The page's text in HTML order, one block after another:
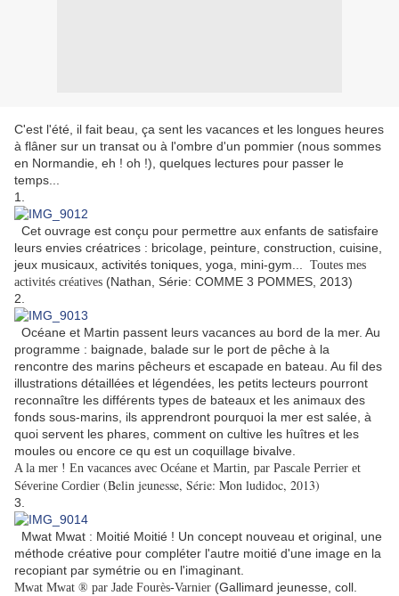
C'est l'été, il fait beau, ça sent les vacances et les longues heures
à flâner sur un transat ou à l'ombre d'un pommier (nous sommes
en Normandie, eh ! oh !), quelques lectures pour passer le
temps...
1.
Cet ouvrage est conçu pour permettre aux enfants de satisfaire
leurs envies créatrices : bricolage, peinture, construction, cuisine,
jeux musicaux, activités toniques, yoga, mini-gym... Toutes mes
activités créatives (Nathan, Série: COMME 3 POMMES, 2013)
2.
Océane et Martin passent leurs vacances au bord de la mer. Au
programme : baignade, balade sur le port de pêche à la
rencontre des marins pêcheurs et escapade en bateau. Au fil des
illustrations détaillées et légendées, les petits lecteurs pourront
reconnaître les différents types de bateaux et les animaux des
fonds sous-marins, ils apprendront pourquoi la mer est salée, à
quoi servent les phares, comment on cultive les huîtres et les
moules ou encore ce qu est un coquillage bivalve.
A la mer ! En vacances avec Océane et Martin, par Pascale Perrier et
Séverine Cordier (Belin jeunesse, Série: Mon ludidoc, 2013)
3.
Mwat Mwat : Moitié Moitié ! Un concept nouveau et original, une
méthode créative pour compléter l'autre moitié d'une image en la
recopiant par symétrie ou en l'imaginant.
Mwat Mwat ® par Jade Fourès-Varnier (Gallimard jeunesse, coll.